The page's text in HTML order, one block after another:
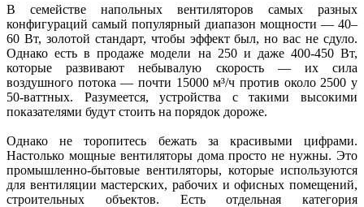
В семействе напольных вентиляторов самых разных
конфигураций самый популярный диапазон мощности — 40–
60 Вт, золотой стандарт, чтобы эффект был, но вас не сдуло.
Однако есть в продаже модели на 250 и даже 400-450 Вт,
которые развивают небывалую скорость — их сила
воздушного потока — почти 15000 м³/ч против около 2500 у
50-ваттных. Разумеется, устройства с такими высокими
показателями будут стоить на порядок дороже.
Однако не торопитесь бежать за красивыми цифрами.
Настолько мощные вентиляторы дома просто не нужны. Это
промышленно-бытовые вентиляторы, которые используются
для вентиляции мастерских, рабочих и офисных помещений,
строительных объектов. Есть отдельная категория